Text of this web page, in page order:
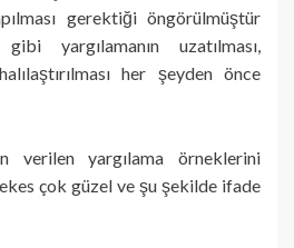
gerektiği öngörülmüştür
yargılamanın uzatılması,
her şeyden önce
verilen yargılama örneklerini
çok güzel ve şu şekilde ifade